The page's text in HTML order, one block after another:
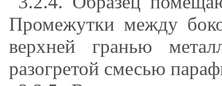
Промежутки между
верхней гранью
разогретой смесью